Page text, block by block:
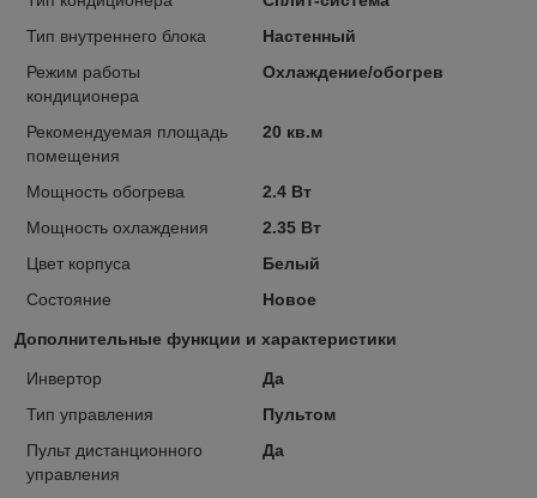
Тип внутреннего блока
Настенный
Режим работы
кондиционера
Охлаждение/обогрев
Рекомендуемая площадь
помещения
20 кв.м
Мощность обогрева
2.4 Вт
Мощность охлаждения
2.35 Вт
Цвет корпуса
Белый
Состояние
Новое
Дополнительные функции и характеристики
Инвертор
Да
Тип управления
Пультом
Пульт дистанционного
управления
Да